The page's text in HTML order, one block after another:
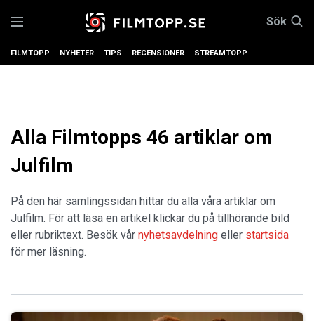
Sök
FILMTOPP NYHETER TIPS RECENSIONER STREAMTOPP
Alla Filmtopps 46 artiklar om
Julfilm
På den här samlingssidan hittar du alla våra artiklar om
Julfilm. För att läsa en artikel klickar du på tillhörande bild
eller rubriktext. Besök vår nyhetsavdelning eller startsida
för mer läsning.